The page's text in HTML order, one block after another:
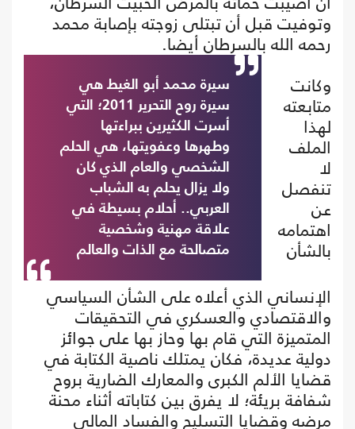
وتوفيت قبل أن تبتلى زوجته بإصابة محمد
رحمه الله بالسرطان أيضا.
سيرة محمد أبو الغيط هي
سيرة روح التحرير 2011؛ التي
أسرت الكثيرين ببراءتها
وطهرها وعفويتها، هي الحلم
الشخصي والعام الذي كان
ولا يزال يحلم به الشباب
العربي.. أحلام بسيطة في
علاقة مهنية وشخصية
متصالحة مع الذات والعالم
وكانت
متابعته
لهذا
الملف
لا
تنفصل
عن
اهتمامه
بالشأن
الإنساني الذي أعلاه على الشأن السياسي
والاقتصادي والعسكري في التحقيقات
المتميزة التي قام بها وحاز بها على جوائز
دولية عديدة، فكان يمتلك ناصية الكتابة في
قضايا الألم الكبرى والمعارك الضارية بروح
شفافة بريئة؛ لا يفرق بين كتاباته أثناء محنة
مرضه وقضايا التسليح والفساد المالي